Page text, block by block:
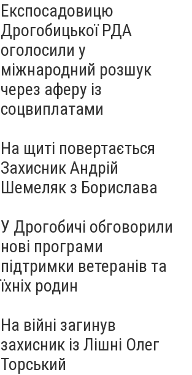
Експосадовицю
Дрогобицької РДА
оголосили у
міжнародний розшук
через аферу із
соцвиплатами
На щиті повертається
Захисник Андрій
Шемеляк з Борислава
У Дрогобичі обговорили
нові програми
підтримки ветеранів та
їхніх родин
На війні загинув
захисник із Лішні Олег
Торський